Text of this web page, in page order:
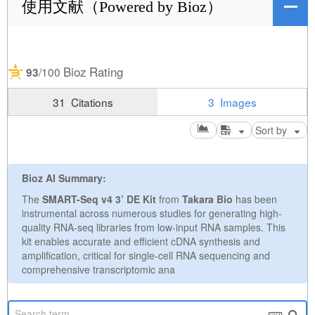
使用文献（Powered by Bioz）